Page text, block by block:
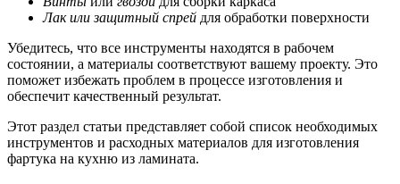
Лак или защитный спрей для обработки поверхности
Убедитесь, что все инструменты находятся в рабочем
состоянии, а материалы соответствуют вашему проекту. Это
поможет избежать проблем в процессе изготовления и
обеспечит качественный результат.
Этот раздел статьи представляет собой список необходимых
инструментов и расходных материалов для изготовления
фартука на кухню из ламината.